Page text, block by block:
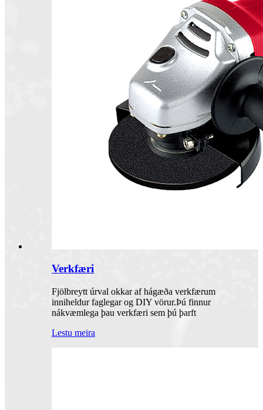
Verkfæri
Fjölbreytt úrval okkar af hágæða verkfærum
inniheldur faglegar og DIY vörur.Þú finnur
nákvæmlega þau verkfæri sem þú þarft
Lestu meira